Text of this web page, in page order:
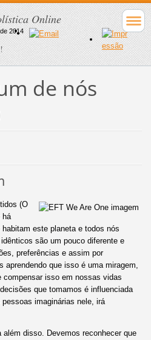
Online
de nós
2014
(O
há
este planeta e todos nós
são um pouco diferente e
preferências e assim por
aprendendo que isso é uma miragem,
isso em nossas vidas
que tomamos é influenciada
imaginárias nele, irá
disso. Devemos reconhecer que